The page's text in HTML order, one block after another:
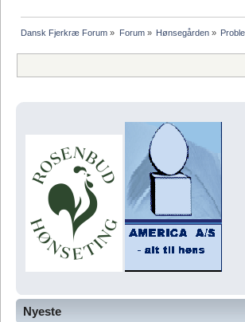
Nyeste
Dansk Fjerkræ Forum » Forum» Hønsegården»